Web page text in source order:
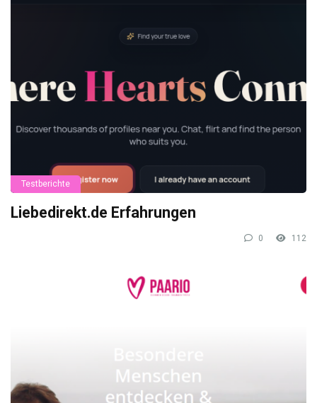
Testberichte
Liebedirekt.de Erfahrungen
0 112